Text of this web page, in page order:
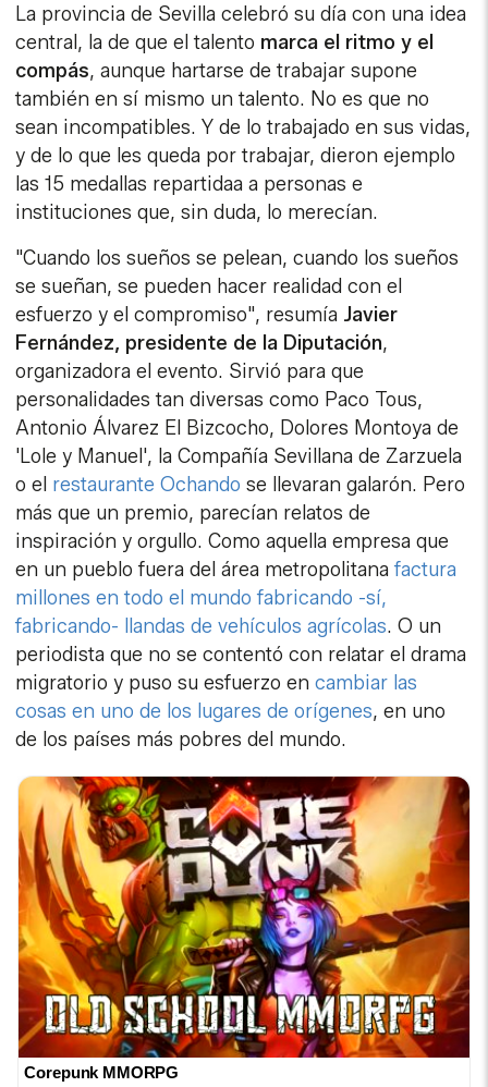
La provincia de Sevilla celebró su día con una idea
central, la de que el talento marca el ritmo y el
compás, aunque hartarse de trabajar supone
también en sí mismo un talento. No es que no
sean incompatibles. Y de lo trabajado en sus vidas,
y de lo que les queda por trabajar, dieron ejemplo
las 15 medallas repartidaa a personas e
instituciones que, sin duda, lo merecían.
"Cuando los sueños se pelean, cuando los sueños
se sueñan, se pueden hacer realidad con el
esfuerzo y el compromiso", resumía Javier
Fernández, presidente de la Diputación,
organizadora el evento. Sirvió para que
personalidades tan diversas como Paco Tous,
Antonio Álvarez El Bizcocho, Dolores Montoya de
'Lole y Manuel', la Compañía Sevillana de Zarzuela
o el restaurante Ochando se llevaran galarón. Pero
más que un premio, parecían relatos de
inspiración y orgullo. Como aquella empresa que
en un pueblo fuera del área metropolitanafactura
millones en todo el mundo fabricando -sí,
fabricando- llandas de vehículos agrícolas. O un
periodista que no se contentó con relatar el drama
migratorio y puso su esfuerzo encambiar las
cosas en uno de los lugares de orígenes, en uno
de los países más pobres del mundo.
Corepunk MMORPG